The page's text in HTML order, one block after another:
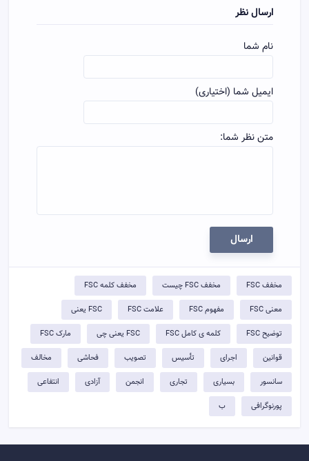
ارسال نظر
نام شما
ایمیل شما (اختیاری)
متن نظر شما:
ارسال
مخفف FSC مخفف FSC چیست مخفف کلمه FSC
معنی FSC مفهوم FSC علامت FSC FSC یعنی
توضيح FSC کلمه ی کامل FSC FSC یعنی چی مارک FSC
قوانین اجرای تأسیس تصویب فحاشی مخالف
سانسور بسیاری تجاری انجمن آزادی انتفاعی
پورنوگرافی ب